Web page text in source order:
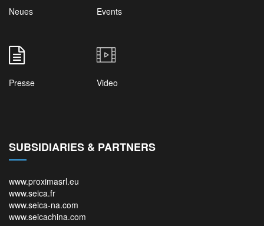
Neues Events
Presse Video
SUBSIDIARIES & PARTNERS
www.proximasrl.eu
www.seica.fr
www.seica-na.com
www.seicachina.com